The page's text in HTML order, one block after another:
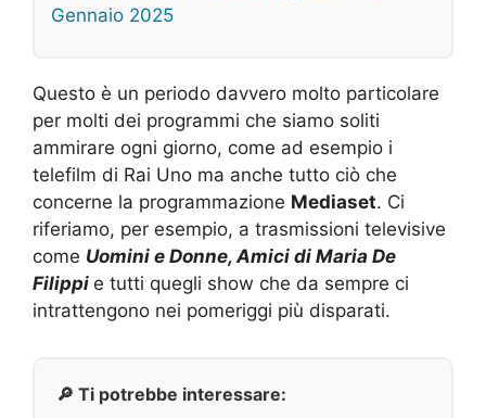
Gennaio 2025
Questo è un periodo davvero molto particolare
per molti dei programmi che siamo soliti
ammirare ogni giorno, come ad esempio i
telefilm di Rai Uno ma anche tutto ciò che
concerne la programmazione Mediaset. Ci
riferiamo, per esempio, a trasmissioni televisive
come Uomini e Donne, Amici di Maria De
Filippi e tutti quegli show che da sempre ci
intrattengono nei pomeriggi più disparati.
🔎 Ti potrebbe interessare: